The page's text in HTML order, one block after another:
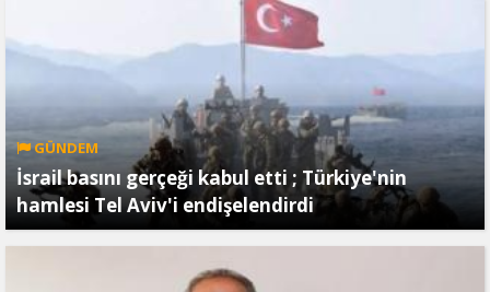
GÜNDEM
İsrail basını gerçeği kabul etti ; Türkiye'nin
hamlesi Tel Aviv'i endişelendirdi